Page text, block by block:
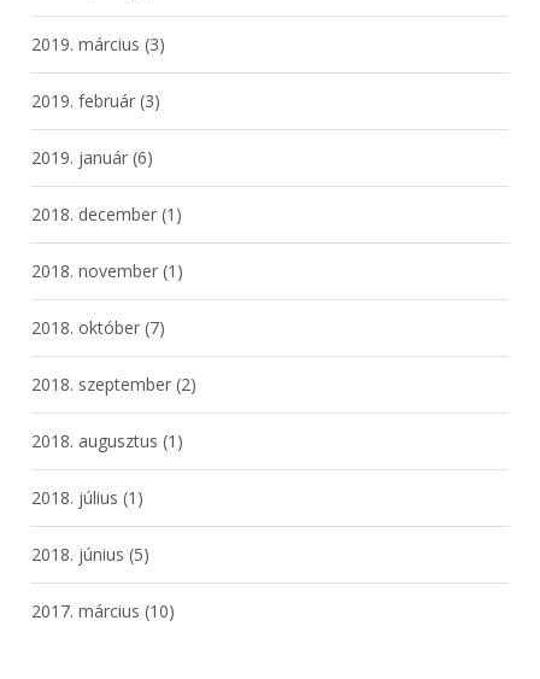
2019. március (3)
2019. február (3)
2019. január (6)
2018. december (1)
2018. november (1)
2018. október (7)
2018. szeptember (2)
2018. augusztus (1)
2018. július (1)
2018. június (5)
2017. március (10)